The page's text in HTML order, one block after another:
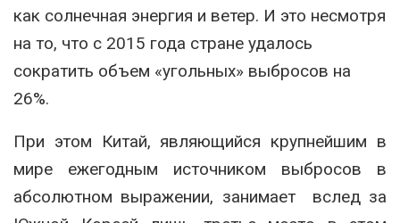
как солнечная энергия и ветер. И это несмотря
на то, что с 2015 года стране удалось
сократить объем «угольных» выбросов на
26%.
При этом Китай, являющийся крупнейшим в
мире ежегодным источником выбросов в
абсолютном выражении, занимает вслед за